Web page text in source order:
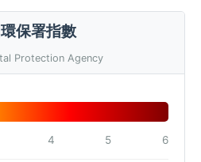
保署指數
Protection Agency
4 5 6